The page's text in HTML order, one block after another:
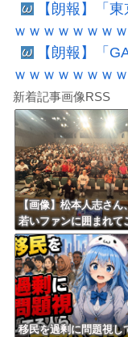
【朗報】「
ｗｗｗｗｗｗｗ
【朗報】「
ｗｗｗｗｗｗｗ
新着記事画像RSS
【画像】松本人志さん
若いファンに囲まれて
wwwwwwwwwwww
移民を過剰に問題視し